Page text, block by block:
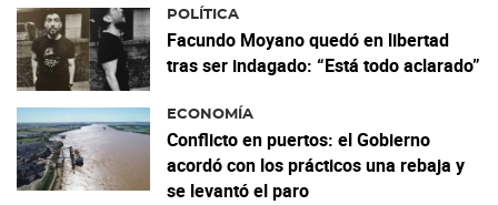
POLÍTICA
Facundo Moyano quedó en libertad
tras ser indagado: “Está todo aclarado”
ECONOMÍA
Conflicto en puertos: el Gobierno
acordó con los prácticos una rebaja y
se levantó el paro